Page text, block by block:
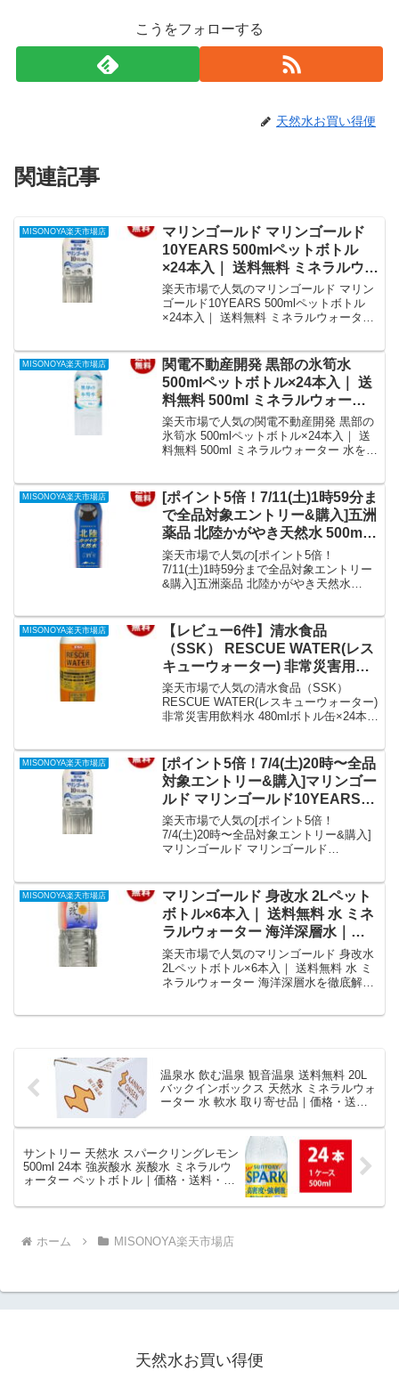
こうをフォローする
天然水お買い得便
関連記事
MISONOYA楽天市場店
マリンゴールド マリンゴールド
10YEARS 500mlペットボトル
×24本入｜ 送料無料 ミネラルウォ
ーター 海洋深層水 水 PET｜価
格・送料・ポイント還元まとめ
楽天市場で人気のマリンゴールド マリン
ゴールド10YEARS 500mlペットボトル
×24本入｜ 送料無料 ミネラルウォーター
売中（送料別・ポイント1倍）。実ユーザ
ーレビュー0件・平均評価0の商品情報・
購入方法まとめ。
MISONOYA楽天市場店
関電不動産開発 黒部の氷筍水
500mlペットボトル×24本入｜ 送
料無料 500ml ミネラルウォータ
ー 水｜価格・送料・ポイント還
元まとめ
楽天市場で人気の関電不動産開発 黒部の
氷筍水 500mlペットボトル×24本入｜ 送
料無料 500ml ミネラルウォーター 水を徹
倍）。実ユーザーレビュー0件・平均評価
0の商品情報・購入方法まとめ。
MISONOYA楽天市場店
[ポイント5倍！7/11(土)1時59分ま
で全品対象エントリー&購入]五洲
薬品 北陸かがやき天然水 500ml
ペットボトル×24本入×(2ケース)
｜ 送料無料 天然水 水 ナチュラル
ミネラルウォーター｜価格・送
楽天市場で人気の[ポイント5倍！
7/11(土)1時59分まで全品対象エントリー
&購入]五洲薬品 北陸かがやき天然水
ウォーターを徹底解説。MISONOYA楽天
市場店から6,372円で販売中（送料別・ポ
イント1倍）。実ユーザーレビュー0件・
平均評価0の商品情報・購入方法まとめ。
MISONOYA楽天市場店
【レビュー6件】清水食品
（SSK） RESCUE WATER(レス
キューウォーター) 非常災害用飲
料水 480mlボトル缶×24本入｜ 送
料無料 ミネラルウォーター 非常
災害用保存水｜価格・送料・ポイ
楽天市場で人気の清水食品（SSK）
RESCUE WATER(レスキューウォーター)
非常災害用飲料水 480mlボトル缶×24本入
市場店から3,641円で販売中（送料別・ポ
イント1倍）。実ユーザーレビュー6件・
平均評価4.17の商品情報・購入方法まと
め。
MISONOYA楽天市場店
[ポイント5倍！7/4(土)20時〜全品
対象エントリー&購入]マリンゴー
ルド マリンゴールド10YEARS
500mlペットボトル×24本入×(2ケ
ース)｜ 送料無料 ミネラルウォー
ター 海洋深層水 水 PET｜価格・
楽天市場で人気の[ポイント5倍！
7/4(土)20時〜全品対象エントリー&購入]
マリンゴールド マリンゴールド
海洋深層水 水 PETを徹底解説。
MISONOYA楽天市場店から8,601円で販
売中（送料別・ポイント1倍）。実ユーザ
ーレビュー0件・平均評価0の商品情報・
購入方法まとめ。
MISONOYA楽天市場店
マリンゴールド 身改水 2Lペット
ボトル×6本入｜ 送料無料 水 ミネ
ラルウォーター 海洋深層水｜価
格・送料・ポイント還元まとめ
楽天市場で人気のマリンゴールド 身改水
2Lペットボトル×6本入｜ 送料無料 水 ミ
ネラルウォーター 海洋深層水を徹底解
温泉水 飲む温泉 観音温泉 送料無料 20L
バックインボックス 天然水 ミネラルウォ
ーター 水 軟水 取り寄せ品｜価格・送
サントリー 天然水 スパークリングレモン
500ml 24本 強炭酸水 炭酸水 ミネラルウ
ォーター ペットボトル｜価格・送料・ポ
ホーム MISONOYA楽天市場店
天然水お買い得便